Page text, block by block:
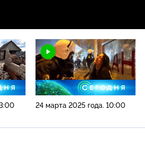
24 марта 2025 года. 10:00